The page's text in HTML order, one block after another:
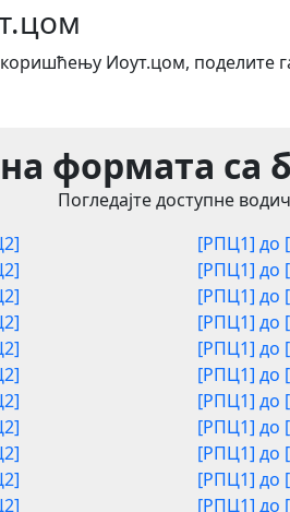
Иоут.цом, поделите
формата са
Погледајте доступне
[РПЦ1] до
[РПЦ1] до
[РПЦ1] до
[РПЦ1] до
[РПЦ1] до
[РПЦ1] до
[РПЦ1] до
[РПЦ1] до
[РПЦ1] до
[РПЦ1] до
[РПЦ1] до